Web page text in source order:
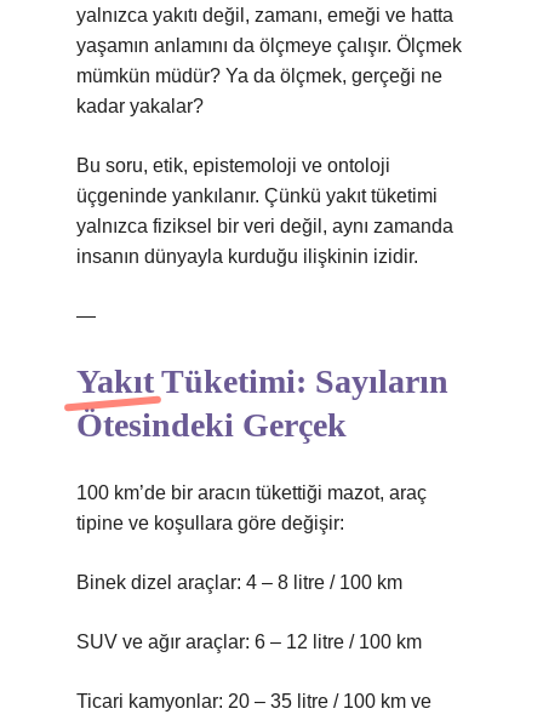
yalnızca yakıtı değil, zamanı, emeği ve hatta
yaşamın anlamını da ölçmeye çalışır. Ölçmek
mümkün müdür? Ya da ölçmek, gerçeği ne
kadar yakalar?
Bu soru, etik, epistemoloji ve ontoloji
üçgeninde yankılanır. Çünkü yakıt tüketimi
yalnızca fiziksel bir veri değil, aynı zamanda
insanın dünyayla kurduğu ilişkinin izidir.
—
Yakıt Tüketimi: Sayıların
Ötesindeki Gerçek
100 km’de bir aracın tükettiği mazot, araç
tipine ve koşullara göre değişir:
Binek dizel araçlar: 4 – 8 litre / 100 km
SUV ve ağır araçlar: 6 – 12 litre / 100 km
Ticari kamyonlar: 20 – 35 litre / 100 km ve